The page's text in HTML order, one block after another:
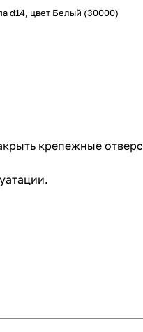
d14, цвет Белый (30000)
крепежные